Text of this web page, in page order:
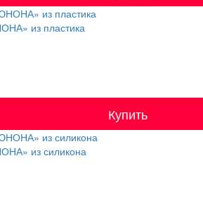
из пластика
Купить
из силикона